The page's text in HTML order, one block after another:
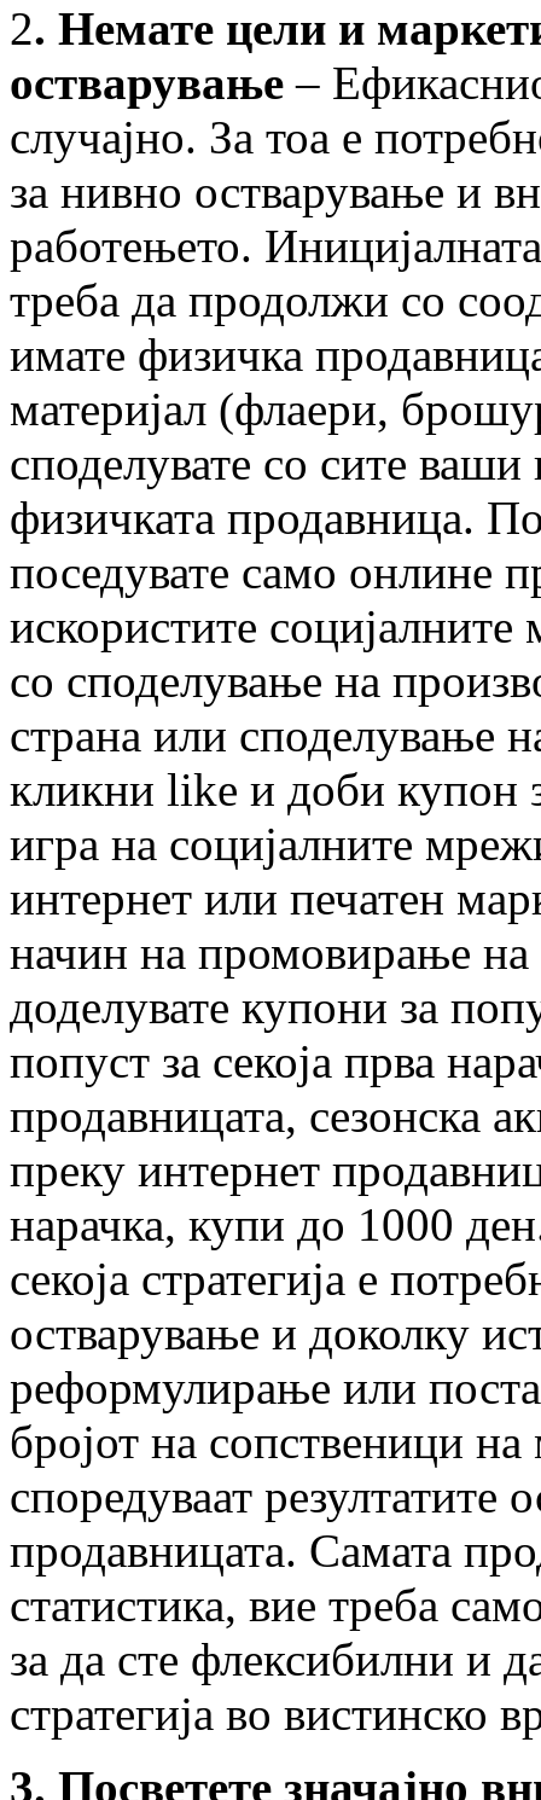
2. Немате цели и
остварување –
случајно. За тоа е
за нивно остварување и
работењето.
треба да продолжи со
имате физичка
материјал (флаери,
споделувате со сите
физичката продавница.
поседувате само онлине
искористите
со споделување на
страна или споделување
кликни like и доби купон
игра на социјалните
интернет или печатен
начин на промовирање
доделувате купони за
попуст за секоја прва
продавницата, сезонска
преку интернет
нарачка, купи до 1000
секоја стратегија е
остварување и доколку
реформулирање или
бројот на сопственици
споредуваат резултатите
продавницата. Самата
статистика, вие треба
за да сте флексибилни и
стратегија во вистинско
3. Посветете значајно